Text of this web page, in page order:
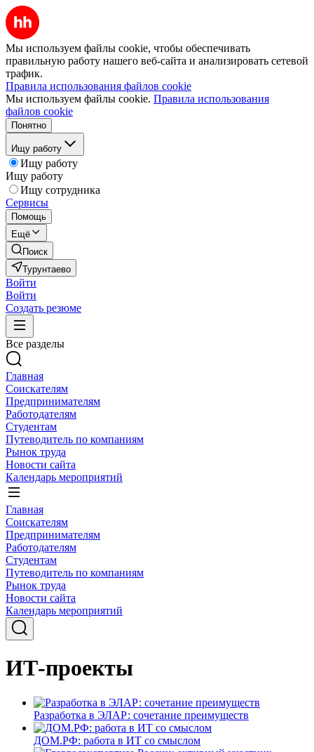
Мы используем файлы cookie, чтобы обеспечивать
правильную работу нашего веб-сайта и анализировать сетевой
трафик.
Правила использования файлов cookie
Мы используем файлы cookie. Правила использования
файлов cookie
Понятно
Ищу работу
Ищу работу
Ищу работу
Ищу сотрудника
Сервисы
Помощь
Ещё
Поиск
Турунтаево
Войти
Войти
Создать резюме
Все разделы
Главная
Соискателям
Предпринимателям
Работодателям
Студентам
Путеводитель по компаниям
Рынок труда
Новости сайта
Календарь мероприятий
Главная
Соискателям
Предпринимателям
Работодателям
Студентам
Путеводитель по компаниям
Рынок труда
Новости сайта
Календарь мероприятий
ИТ-проекты
Разработка в ЭЛАР: сочетание преимуществ
ДОМ.РФ: работа в ИТ со смыслом